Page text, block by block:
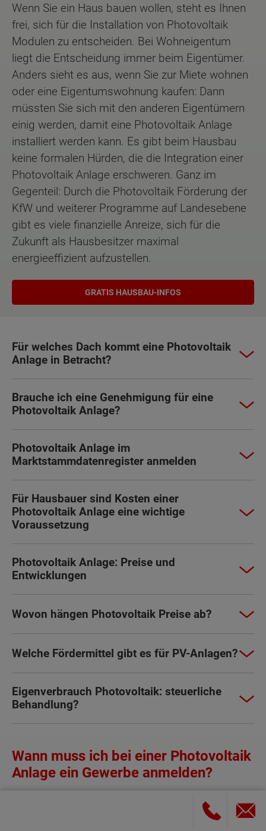
Wenn Sie ein Haus bauen wollen, steht es Ihnen
frei, sich für die Installation von Photovoltaik
Modulen zu entscheiden. Bei Wohneigentum
liegt die Entscheidung immer beim Eigentümer.
Anders sieht es aus, wenn Sie zur Miete wohnen
oder eine Eigentumswohnung kaufen: Dann
müssten Sie sich mit den anderen Eigentümern
einig werden, damit eine Photovoltaik Anlage
installiert werden kann. Es gibt beim Hausbau
keine formalen Hürden, die die Integration einer
Photovoltaik Anlage erschweren. Ganz im
Gegenteil: Durch die Photovoltaik Förderung der
KfW und weiterer Programme auf Landesebene
gibt es viele finanzielle Anreize, sich für die
Zukunft als Hausbesitzer maximal
energieeffizient aufzustellen.
GRATIS HAUSBAU-INFOS
Für welches Dach kommt eine Photovoltaik
Anlage in Betracht?
Brauche ich eine Genehmigung für eine
Photovoltaik Anlage?
Photovoltaik Anlage im
Marktstammdatenregister anmelden
Für Hausbauer sind Kosten einer
Photovoltaik Anlage eine wichtige
Voraussetzung
Photovoltaik Anlage: Preise und
Entwicklungen
Wovon hängen Photovoltaik Preise ab?
Welche Fördermittel gibt es für PV-Anlagen?
Eigenverbrauch Photovoltaik: steuerliche
Behandlung?
Wann muss ich bei einer Photovoltaik
Anlage ein Gewerbe anmelden?